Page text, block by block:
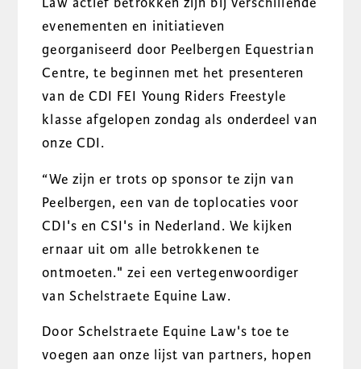
evenementen en initiatieven
georganiseerd door Peelbergen Equestrian
Centre, te beginnen met het presenteren
van de CDI FEI Young Riders Freestyle
klasse afgelopen zondag als onderdeel van
onze CDI.
“We zijn er trots op sponsor te zijn van
Peelbergen, een van de toplocaties voor
CDI's en CSI's in Nederland. We kijken
ernaar uit om alle betrokkenen te
ontmoeten." zei een vertegenwoordiger
van Schelstraete Equine Law.
Door Schelstraete Equine Law's toe te
voegen aan onze lijst van partners, hopen